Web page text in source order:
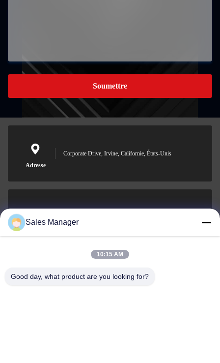
Soumettre
Adresse
Corporate Drive, Irvine, Californie, États-Unis
001-512-7443871
Sales Manager
10:15 AM
Good day, what product are you looking for?